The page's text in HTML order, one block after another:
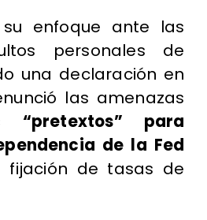
enfoque ante las
personales de
una declaración en
las amenazas
“pretextos” para
de la Fed
de tasas de